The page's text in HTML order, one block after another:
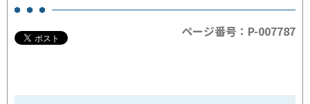
ページ番号：P-007787